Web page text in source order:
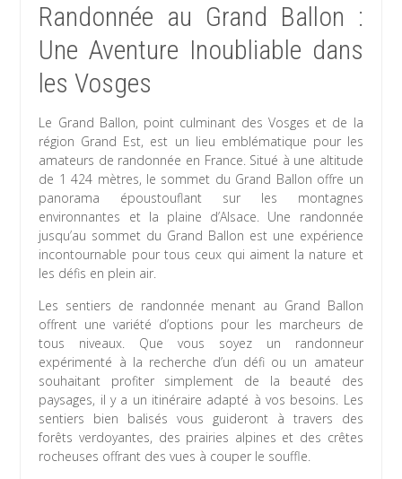
Randonnée au Grand Ballon :
Une Aventure Inoubliable dans
les Vosges
Le Grand Ballon, point culminant des Vosges et de la
région Grand Est, est un lieu emblématique pour les
amateurs de randonnée en France. Situé à une altitude
de 1 424 mètres, le sommet du Grand Ballon offre un
panorama époustouflant sur les montagnes
environnantes et la plaine d’Alsace. Une randonnée
jusqu’au sommet du Grand Ballon est une expérience
incontournable pour tous ceux qui aiment la nature et
les défis en plein air.
Les sentiers de randonnée menant au Grand Ballon
offrent une variété d’options pour les marcheurs de
tous niveaux. Que vous soyez un randonneur
expérimenté à la recherche d’un défi ou un amateur
souhaitant profiter simplement de la beauté des
paysages, il y a un itinéraire adapté à vos besoins. Les
sentiers bien balisés vous guideront à travers des
forêts verdoyantes, des prairies alpines et des crêtes
rocheuses offrant des vues à couper le souffle.